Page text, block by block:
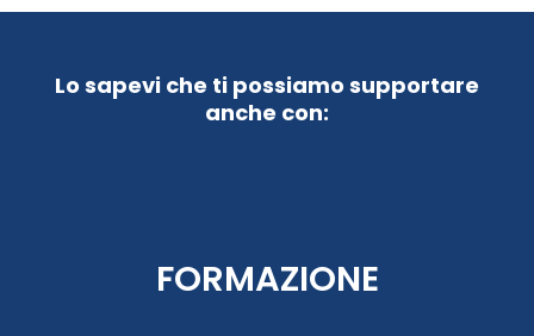
Lo sapevi che ti possiamo supportare
anche con:
FORMAZIONE